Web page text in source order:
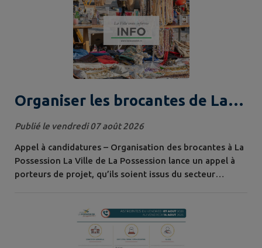
champions ont été mis à l’honneur en présence de M. le
Maire, Erick Fontaine, et de M....
Organiser les brocantes de La
Possession, ça vous tente ?
Publié le vendredi 07 août 2026
Appel à candidatures – Organisation des brocantes à La
Possession La Ville de La Possession lance un appel à
porteurs de projet, qu’ils soient issus du secteur
ces événements rassemblent chaque année un public
nombreux et participatif. Ce projet représente une
opportunité de mettre en...